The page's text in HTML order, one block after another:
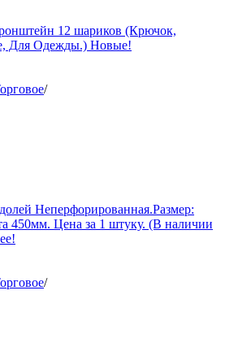
12 шариков (Крючок,
Для Одежды.) Новые!
/
Неперфорированная.Размер:
450мм. Цена за 1 штуку. (В наличии
/